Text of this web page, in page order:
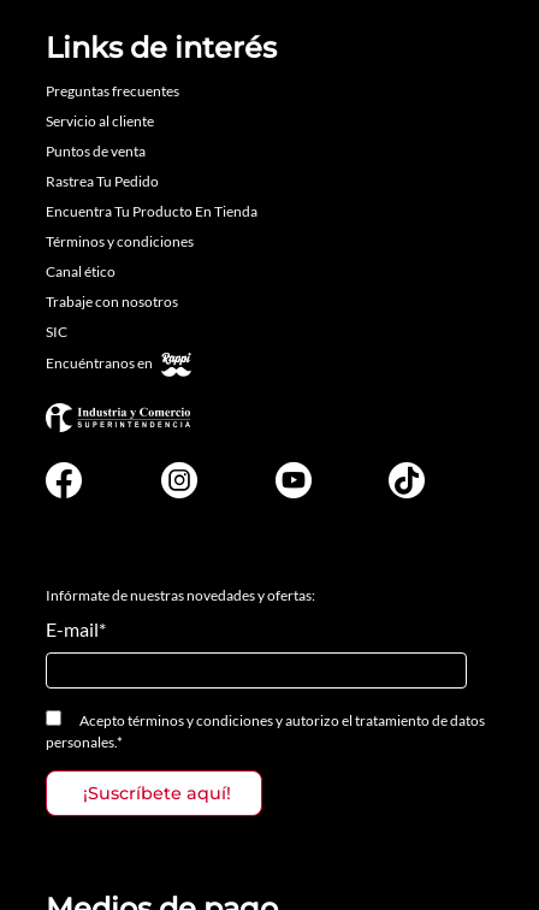
Links de interés
Preguntas frecuentes
Servicio al cliente
Puntos de venta
Rastrea Tu Pedido
Encuentra Tu Producto En Tienda
Términos y condiciones
Canal ético
Trabaje con nosotros
SIC
Encuéntranos en
Infórmate de nuestras novedades y ofertas:
E-mail*
Aceptotérminos y condicionesyautorizo el tratamiento de datos
personales.*